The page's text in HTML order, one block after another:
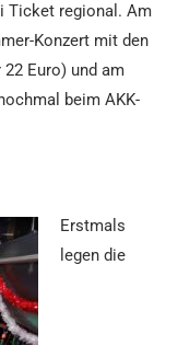
Ticket regional. Am
Konzert mit den
Euro) und am
beim AKK-
Erstmals
legen die